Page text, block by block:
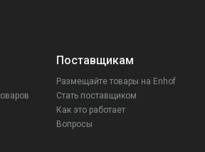
Поставщикам
Размещайте товары на Enhof
Стать поставщиком
Как это работает
Вопросы